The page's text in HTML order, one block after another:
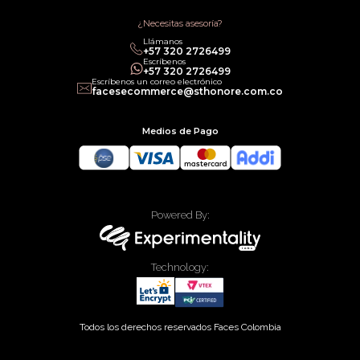
Política legal de Gift Cards¿Necesitas asesoría?
Llámanos
‎+57 320 2726499
Escríbenos
‎+57 320 2726499
Escríbenos un correo electrónico
facesecommerce@sthonore.com.co
Medios de Pago
Powered By:
Technology:
Todos los derechos reservados Faces Colombia